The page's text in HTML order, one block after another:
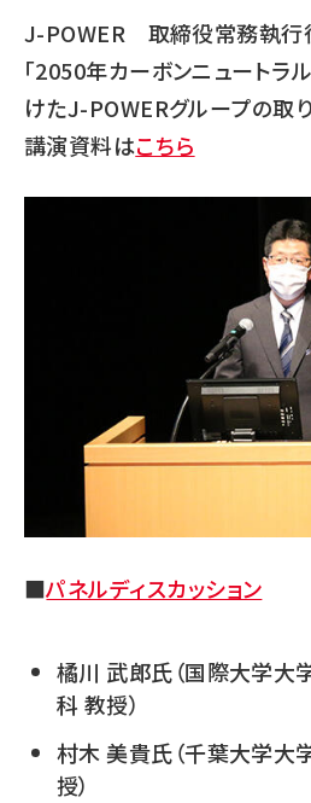
J-POWER 取締役常務執
「2050年カーボンニュートラ
けたJ-POWERグループの取
講演資料はこちら
■パネルディスカッション
橘川 武郎氏（国際大学大
科 教授）
村木 美貴氏（千葉大学大
授）